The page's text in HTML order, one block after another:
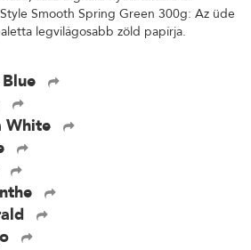
Smooth Spring Green 300g: Az üde
legvilágosabb zöld papírja.
White